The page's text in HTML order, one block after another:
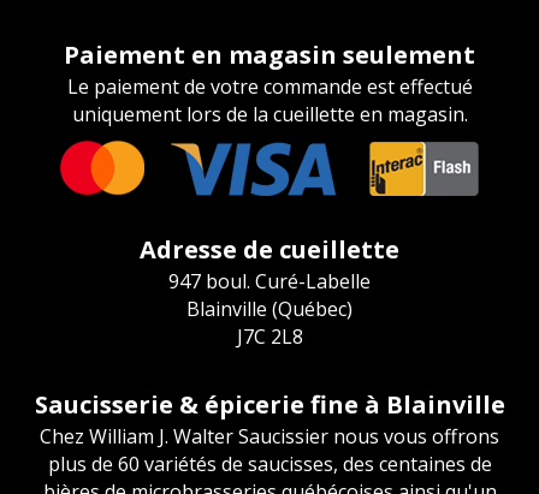
Paiement en magasin seulement
Le paiement de votre commande est effectué
uniquement lors de la cueillette en magasin.
Adresse de cueillette
947 boul. Curé-Labelle
Blainville (Québec)
J7C 2L8
Saucisserie & épicerie fine à Blainville
Chez William J. Walter Saucissier nous vous offrons
plus de 60 variétés de saucisses, des centaines de